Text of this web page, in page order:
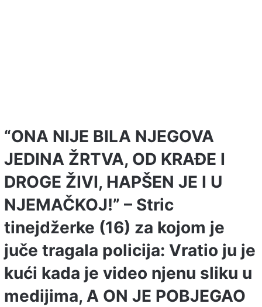
“ONA NIJE BILA NJEGOVA
JEDINA ŽRTVA, OD KRAĐE I
DROGE ŽIVI, HAPŠEN JE I U
NJEMAČKOJ!” – Stric
tinejdžerke (16) za kojom je
juče tragala policija: Vratio ju je
kući kada je video njenu sliku u
medijima, A ON JE POBJEGAO